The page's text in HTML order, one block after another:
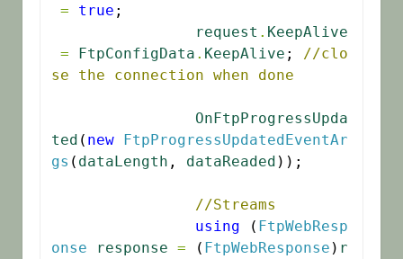
=
true ;
request . KeepAlive
=
FtpConfigData . KeepAlive ; //clo
se the connection when done
OnFtpProgressUpda
ted ( new
FtpProgressUpdatedEventAr
gs ( dataLength , dataReaded ));
//Streams
using ( FtpWebResp
onse
response = ( FtpWebResponse ) r